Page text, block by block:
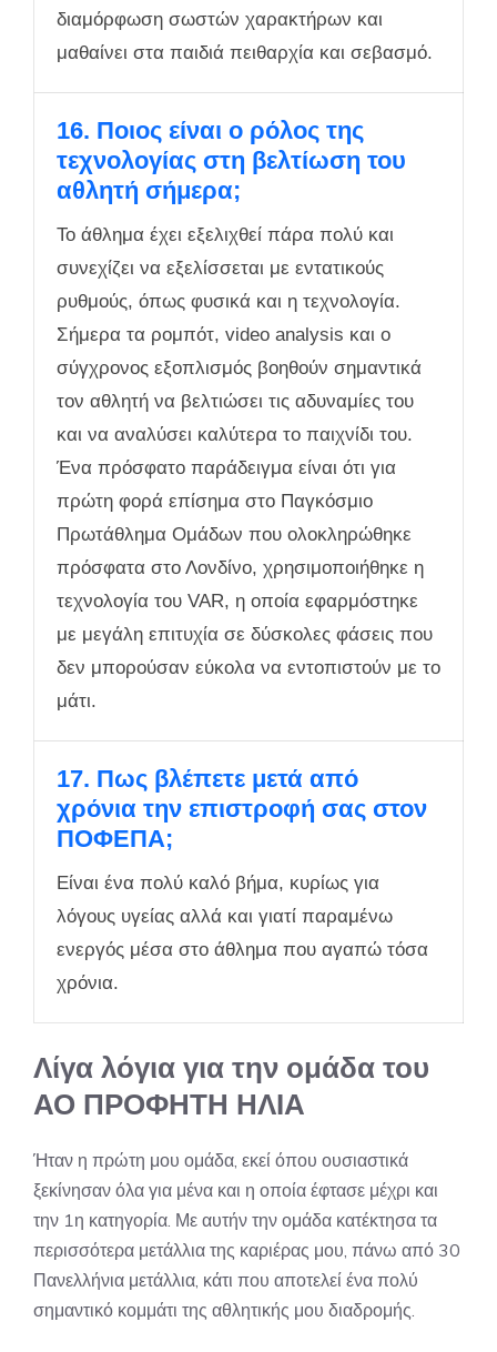
διαμόρφωση σωστών χαρακτήρων και
μαθαίνει στα παιδιά πειθαρχία και σεβασμό.
16. Ποιος είναι ο ρόλος της
τεχνολογίας στη βελτίωση του
αθλητή σήμερα;
Το άθλημα έχει εξελιχθεί πάρα πολύ και
συνεχίζει να εξελίσσεται με εντατικούς
ρυθμούς, όπως φυσικά και η τεχνολογία.
Σήμερα τα ρομπότ, video analysis και ο
σύγχρονος εξοπλισμός βοηθούν σημαντικά
τον αθλητή να βελτιώσει τις αδυναμίες του
και να αναλύσει καλύτερα το παιχνίδι του.
Ένα πρόσφατο παράδειγμα είναι ότι για
πρώτη φορά επίσημα στο Παγκόσμιο
Πρωτάθλημα Ομάδων που ολοκληρώθηκε
πρόσφατα στο Λονδίνο, χρησιμοποιήθηκε η
τεχνολογία του VAR, η οποία εφαρμόστηκε
με μεγάλη επιτυχία σε δύσκολες φάσεις που
δεν μπορούσαν εύκολα να εντοπιστούν με το
μάτι.
17. Πως βλέπετε μετά από
χρόνια την επιστροφή σας στον
ΠΟΦΕΠΑ;
Είναι ένα πολύ καλό βήμα, κυρίως για
λόγους υγείας αλλά και γιατί παραμένω
ενεργός μέσα στο άθλημα που αγαπώ τόσα
χρόνια.
Λίγα λόγια για την ομάδα του
ΑΟ ΠΡΟΦΗΤΗ ΗΛΙΑ
Ήταν η πρώτη μου ομάδα, εκεί όπου ουσιαστικά
ξεκίνησαν όλα για μένα και η οποία έφτασε μέχρι και
την 1η κατηγορία. Με αυτήν την ομάδα κατέκτησα τα
περισσότερα μετάλλια της καριέρας μου, πάνω από 30
Πανελλήνια μετάλλια, κάτι που αποτελεί ένα πολύ
σημαντικό κομμάτι της αθλητικής μου διαδρομής.